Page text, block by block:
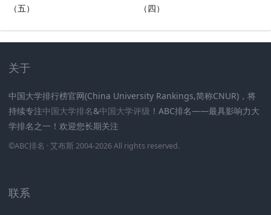
（五）
（四）
关于
中国大学排行榜官网(China University Rankings,简称CNUR)，将
持续专注中国大学排名&中国大学评级 ！ABC排名——最具影响力大
学排名之一！欢迎您长期关注
©ABC排名 · 艾布斯 2004-2026 All rights reserved.
联系